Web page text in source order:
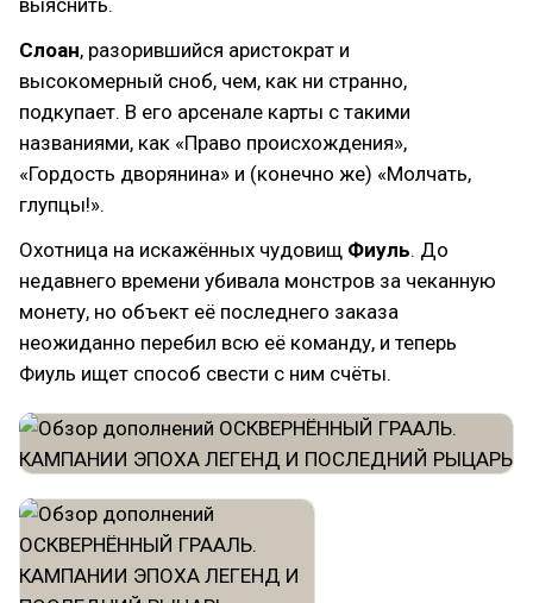
выяснить.
Слоан, разорившийся аристократ и
высокомерный сноб, чем, как ни странно,
подкупает. В его арсенале карты с такими
названиями, как «Право происхождения»,
«Гордость дворянина» и (конечно же) «Молчать,
глупцы!».
Охотница на искажённых чудовищ Фиуль. До
недавнего времени убивала монстров за чеканную
монету, но объект её последнего заказа
неожиданно перебил всю её команду, и теперь
Фиуль ищет способ свести с ним счёты.